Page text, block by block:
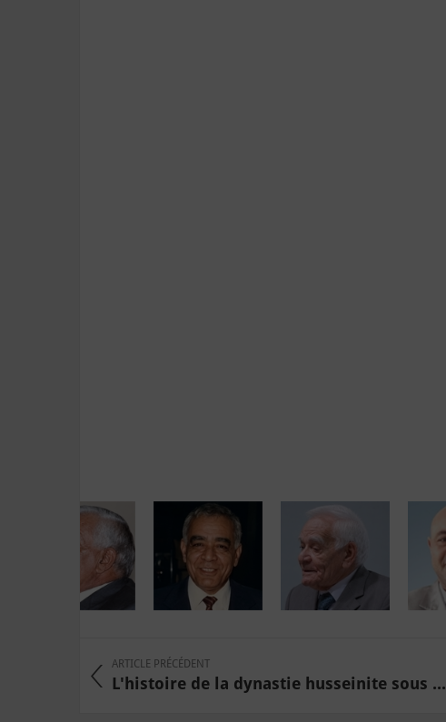
ARTICLE PRÉCÉDENT
L'histoire de la dynastie husseinite sous ...